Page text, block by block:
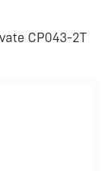
CP043-2T